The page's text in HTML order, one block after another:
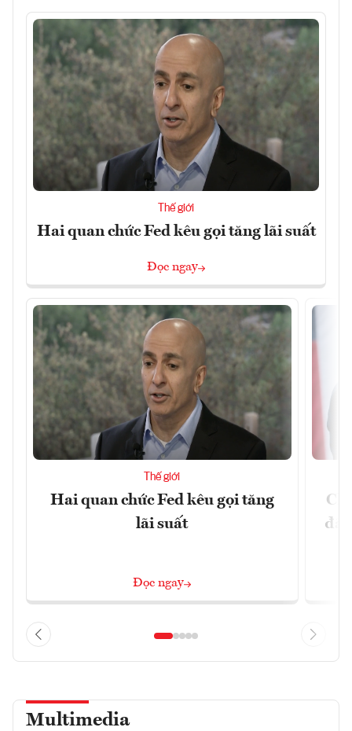
Thế giới
Hai quan chức Fed kêu gọi tăng lãi suất
Đọc ngay
Thế giới
Hai quan chức Fed kêu gọi tăng
lãi suất
Đọc ngay
đã
Multimedia